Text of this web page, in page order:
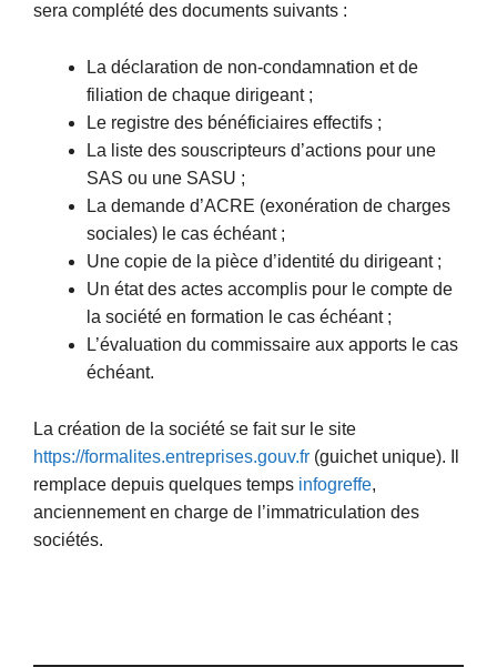
sera complété des documents suivants :
La déclaration de non-condamnation et de
filiation de chaque dirigeant ;
Le registre des bénéficiaires effectifs ;
La liste des souscripteurs d’actions pour une
SAS ou une SASU ;
La demande d’ACRE (exonération de charges
sociales) le cas échéant ;
Une copie de la pièce d’identité du dirigeant ;
Un état des actes accomplis pour le compte de
la société en formation le cas échéant ;
L’évaluation du commissaire aux apports le cas
échéant.
La création de la société se fait sur le site
https://formalites.entreprises.gouv.fr (guichet unique). Il
remplace depuis quelques temps infogreffe,
anciennement en charge de l’immatriculation des
sociétés.